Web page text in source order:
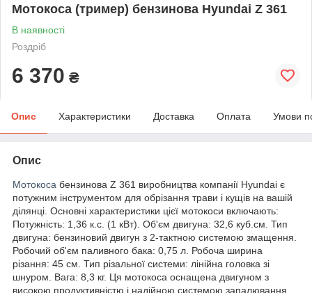
Мотокоса (тример) бензинова Hyundai Z 361
В наявності
Роздріб
6 370 ₴
Опис Характеристики Доставка Оплата Умови
Опис
Мотокоса бензинова Z 361 виробництва компанії Hyundai є
потужним інструментом для обрізання трави і кущів на вашій
ділянці. Основні характеристики цієї мотокоси включають:
Потужність: 1,36 к.с. (1 кВт). Об'єм двигуна: 32,6 куб.см. Тип
двигуна: бензиновий двигун з 2-тактною системою змащення.
Робочий об'єм паливного бака: 0,75 л. Робоча ширина
різання: 45 см. Тип різальної системи: лінійна головка зі
шнуром. Вага: 8,3 кг. Ця мотокоса оснащена двигуном з
високою продуктивністю і надійною системою запалювання,